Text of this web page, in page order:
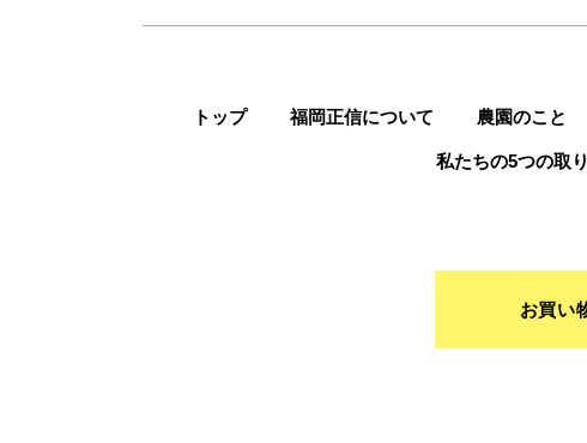
トップ 福岡正信について 農園のこと
私たちの5つの取
お買い